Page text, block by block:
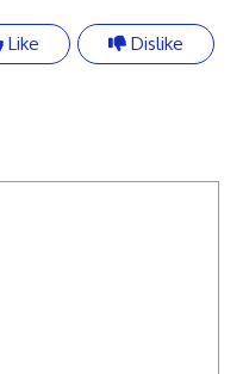
Like Dislike